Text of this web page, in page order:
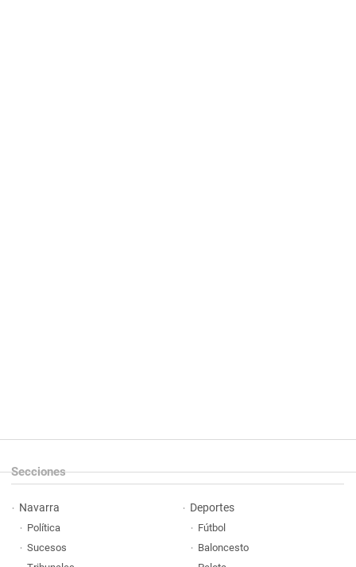
Secciones
Navarra
Política
Sucesos
Deportes
Fútbol
Baloncesto